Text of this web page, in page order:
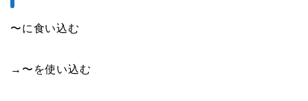
〜に食い込む
→〜を使い込む